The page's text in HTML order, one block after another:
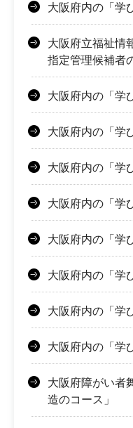
大阪府内の「学
大阪府立福祉情
指定管理候補者
大阪府内の「学
大阪府内の「学
大阪府内の「学
大阪府内の「学
大阪府内の「学
大阪府内の「学
大阪府内の「学
大阪府内の「学
大阪府障がい者
造のコース」